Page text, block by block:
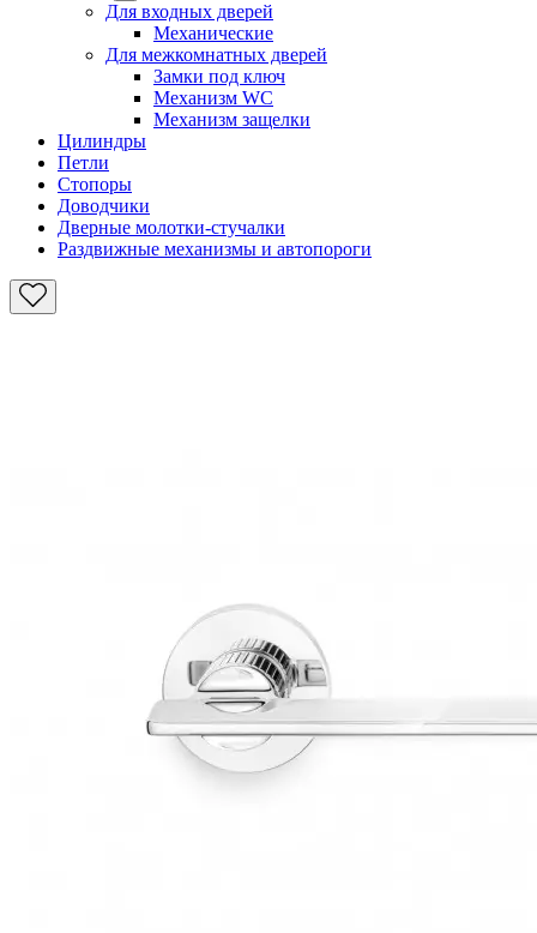
Для входных дверей
Механические
Для межкомнатных дверей
Замки под ключ
Механизм WC
Механизм защелки
Цилиндры
Петли
Стопоры
Доводчики
Дверные молотки-стучалки
Раздвижные механизмы и автопороги